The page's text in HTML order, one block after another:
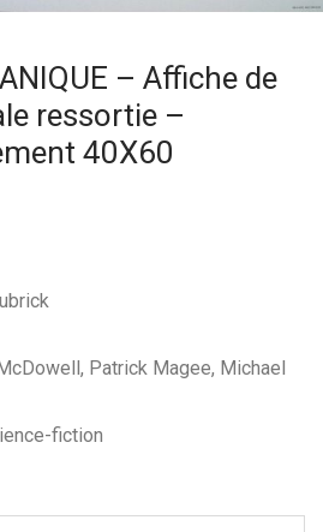
– Affiche de
ressortie –
40X60
Patrick Magee, Michael
fiction